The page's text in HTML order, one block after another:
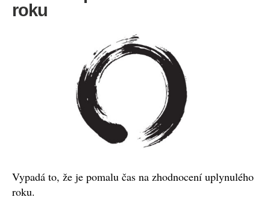
roku
Vypadá to, že je pomalu čas na zhodnocení uplynulého
roku.